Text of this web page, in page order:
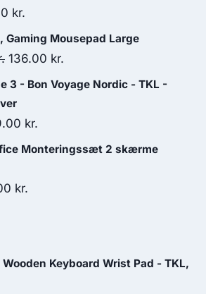
1,297.00 kr..
kr.
price
is:
Gaming Mousepad Large
Original
price
was:
169.00 kr..
136.00 kr.
price
3 - Bon Voyage Nordic - TKL -
kr..
kr.
price
Monteringssæt 2 skærme
kr.
Keyboard Wrist Pad - TKL,